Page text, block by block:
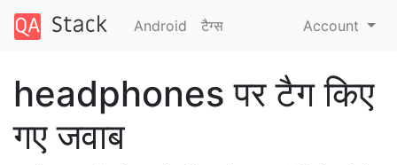
Android टैग्‍स Account
headphones पर टैग किए
गए जवाब